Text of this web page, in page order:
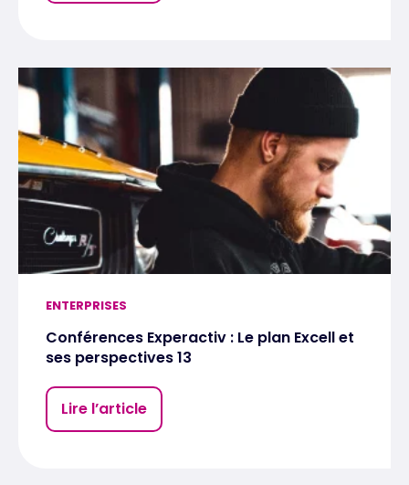
ENTERPRISES
Conférences Experactiv : Le plan Excell et
ses perspectives 13
Lire l’article